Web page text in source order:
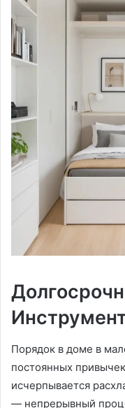
Порядок в доме в
постоянных
исчерпывается
— непрерывный